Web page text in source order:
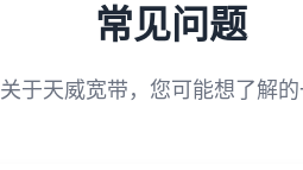
常见问题
关于天威宽带，您可能想了解